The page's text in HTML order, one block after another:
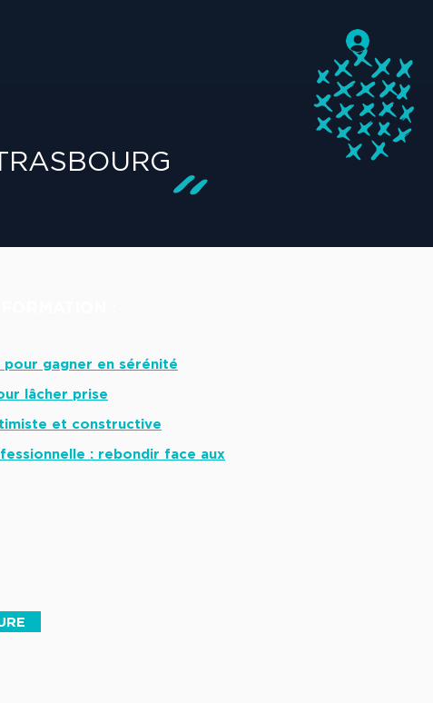
gagner en sérénité
lâcher prise
et constructive
: rebondir face aux